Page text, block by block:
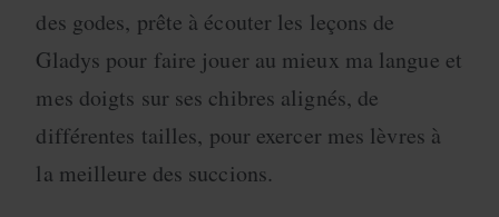
des godes, prête à écouter les leçons de
Gladys pour faire jouer au mieux ma langue et
mes doigts sur ses chibres alignés, de
différentes tailles, pour exercer mes lèvres à
la meilleure des succions.